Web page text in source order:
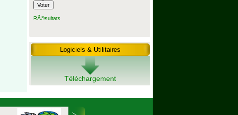
RÃ©sultats
Logiciels & Utilitaires
Téléchargement